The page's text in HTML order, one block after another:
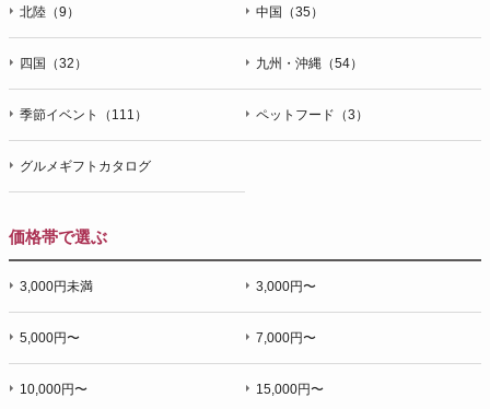
北陸（9） 中国（35）
四国（32） 九州・沖縄（54）
季節イベント（111） ペットフード（3）
グルメギフトカタログ
価格帯で選ぶ
3,000円未満 3,000円〜
5,000円〜 7,000円〜
10,000円〜 15,000円〜